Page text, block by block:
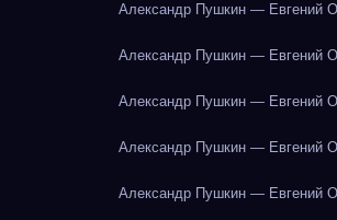
Александр Пушкин — Евгений
Александр Пушкин — Евгений
Александр Пушкин — Евгений
Александр Пушкин — Евгений
Александр Пушкин — Евгений